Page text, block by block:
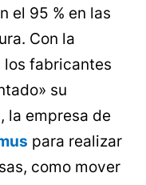
el 95 % en las
Con la
los fabricantes
su
la empresa de
para realizar
como mover